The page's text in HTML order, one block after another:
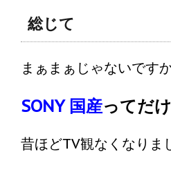
総じて
まぁまぁじゃないですか
SONY 国産ってだ
昔ほどTV観なくなりま